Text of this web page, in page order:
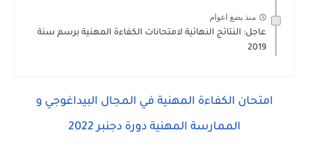
منذ بضع اعوام
عاجل: النتائج النهائية لامتحانات الكفاءة المهنية برسم سنة
2019
امتحان الكفاءة المهنية في المجال البيداغوجي و
الممارسة المهنية دورة دجنبر 2022